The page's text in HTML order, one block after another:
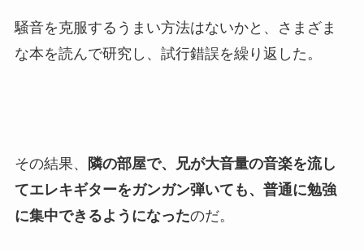
騒音を克服するうまい方法はないかと、さまざま
な本を読んで研究し、試行錯誤を繰り返した。
その結果、
隣の部屋で、兄が大音量の音楽を流し
てエレキギターをガンガン弾いても、普通に勉強
に集中できるようになったのだ。